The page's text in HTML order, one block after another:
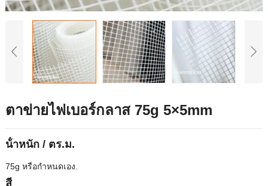
ตาข่ายไฟเบอร์กลาส 75g 5×5mm
น้ําหนัก / ตร.ม.
75g หรือกําหนดเอง.
สี